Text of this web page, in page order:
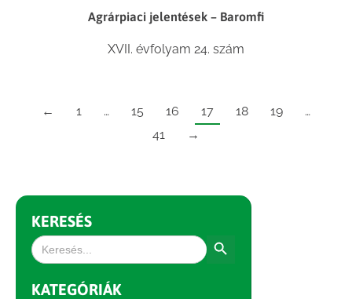
Agrárpiaci jelentések – Baromfi
XVII. évfolyam 24. szám
← 1 … 15 16 17 18 19
…
41
→
KERESÉS
Search
for:
KATEGÓRIÁK